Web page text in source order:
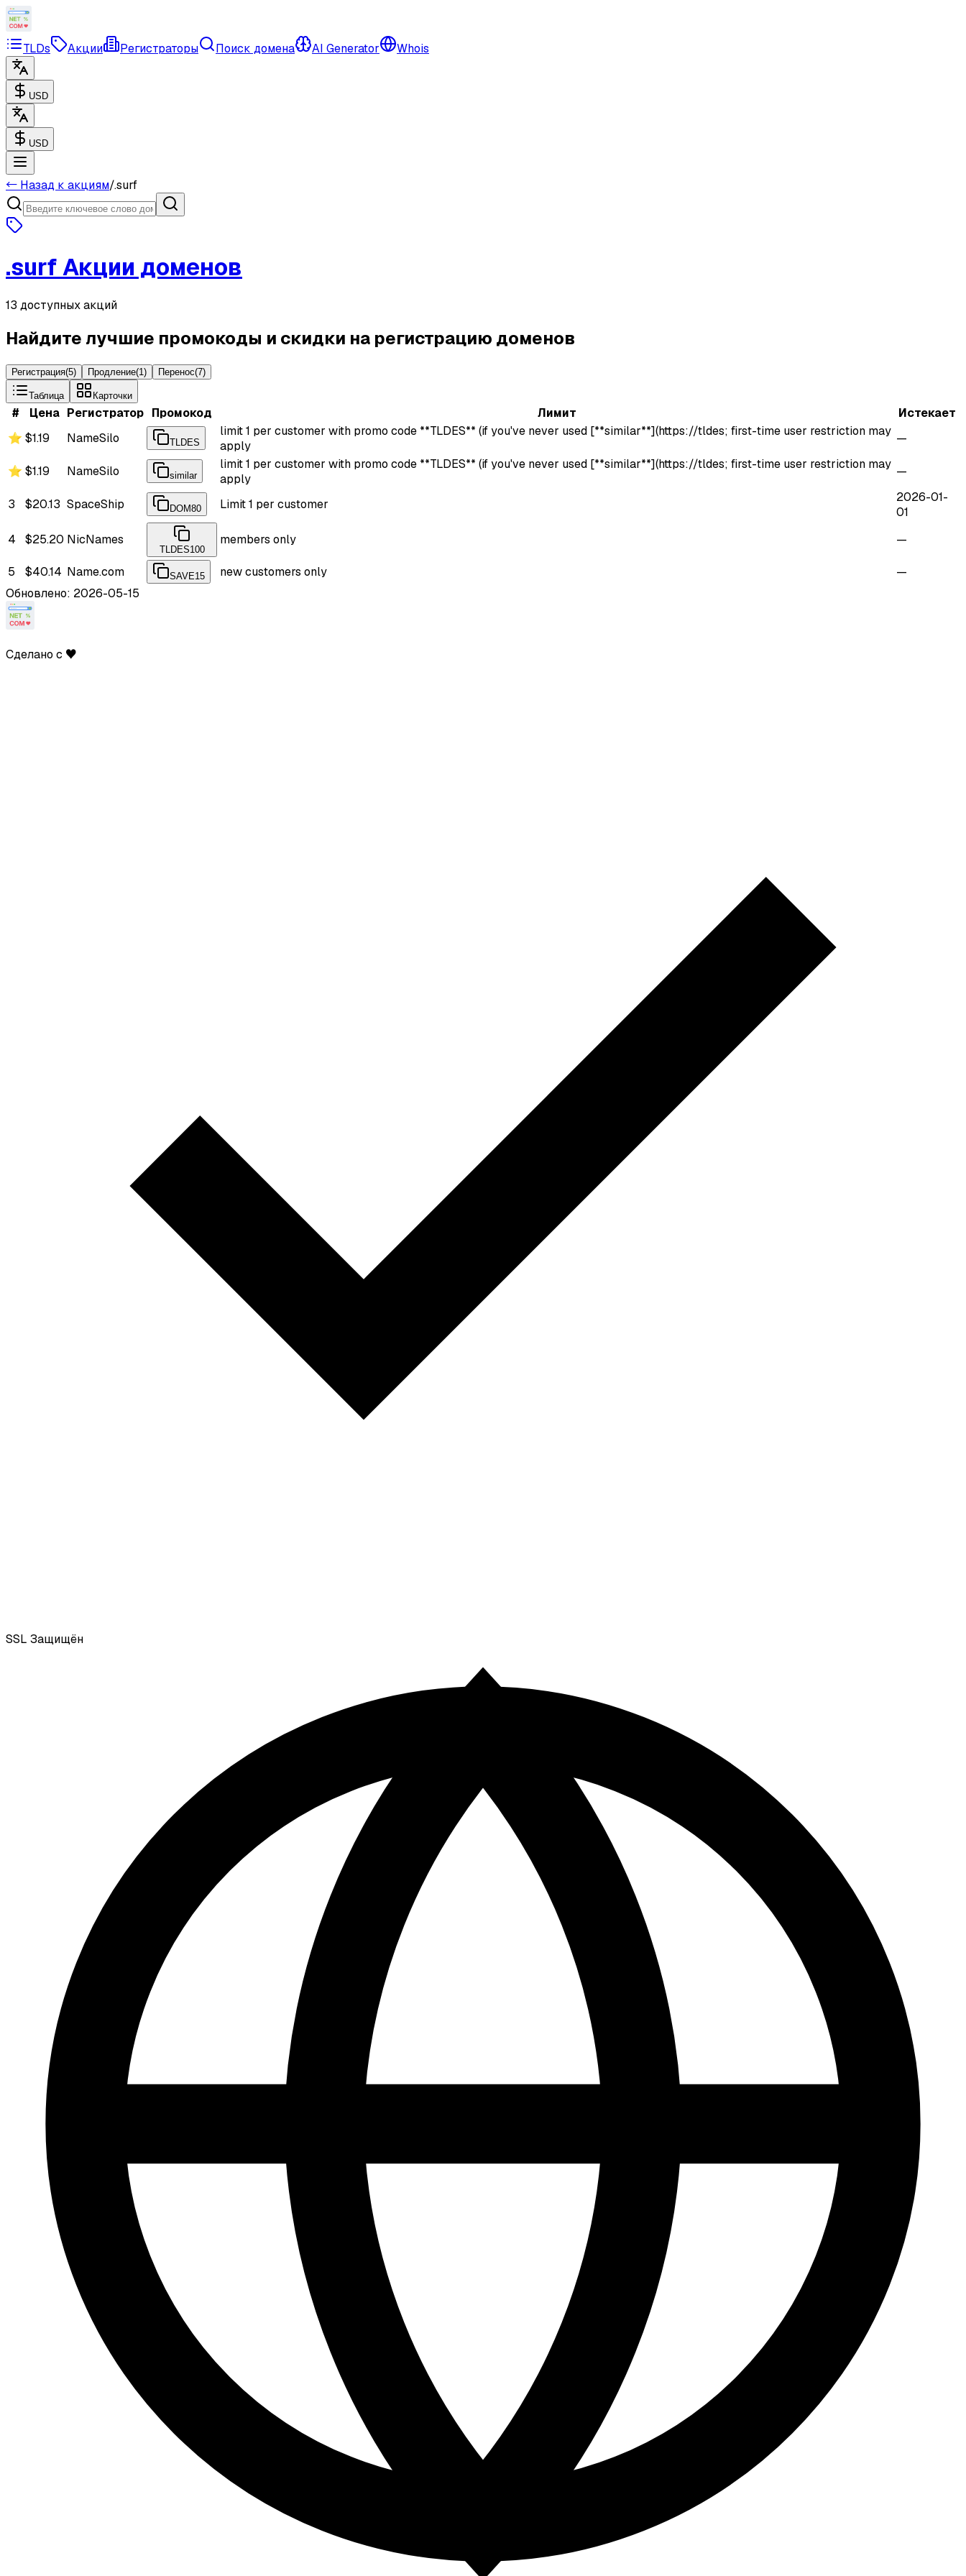
TLDs Акции Регистраторы Поиск домена AI Generator Whois
USD
USD
← Назад к акциям/.surf
.surfАкции доменов
13 доступных акций
Найдите лучшие промокоды и скидки на регистрацию доменов
Регистрация(5) Продление(1) Перенос(7)
Таблица Карточки
# Цена Регистратор Промокод Лимит
Истекает
⭐ $1.19 NameSilo TLDES
limit 1 per customer with promo code **TLDES** (if you've never used [**similar**](https://tldes; first-time user restriction may
apply
—
⭐ $1.19 NameSilo similar
limit 1 per customer with promo code **TLDES** (if you've never used [**similar**](https://tldes; first-time user restriction may
apply
—
3 $20.13 SpaceShip DOM80 Limit 1 per customer
2026-01-
01
4
$25.20 NicNames
TLDES100
members only —
5 $40.14 Name.com SAVE15 new customers only
—
Обновлено: 2026-05-15
Сделано с ♥
SSL Защищён